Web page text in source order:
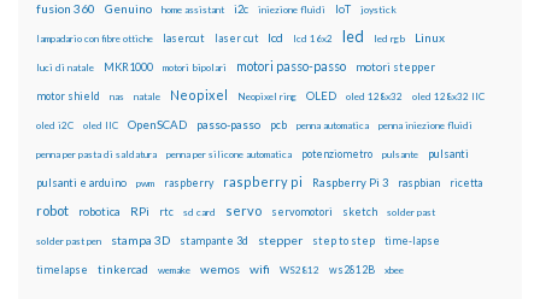
fusion 360 Genuino home assistant i2c iniezione fluidi IoT joystick
lampadario con fibre ottiche lasercut laser cut lcd lcd 16x2 led led rgb Linux
luci di natale MKR1000 motori bipolari motori passo-passo motori stepper
motor shield nas natale Neopixel Neopixel ring OLED oled 128x32 oled 128x32 IIC
oled i2C oled IIC OpenSCAD passo-passo pcb penna automatica penna iniezione fluidi
penna per pasta di saldatura penna per silicone automatica potenziometro pulsante pulsanti
pulsanti e arduino pwm raspberry raspberry pi Raspberry Pi 3 raspbian ricetta
robot robotica RPi rtc sd card servo servomotori sketch solder past
solder past pen stampa 3D stampante 3d stepper step to step time-lapse
timelapse tinkercad wemake wemos wifi WS2812 ws2812B xbee